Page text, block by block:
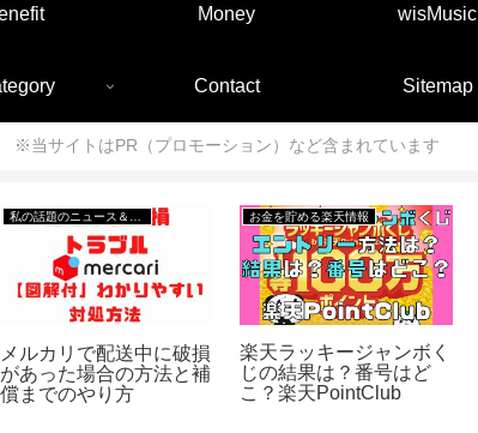
Money wisMusic
Contact Sitemap
※当サイトはPR（プロモーション）など含まれています
メルカリで配送中に破損
があった場合の方法と補
償までのやり方
お金を貯める楽天情報
楽天ラッキージャンボく
じの結果は？番号はど
こ？楽天PointClub